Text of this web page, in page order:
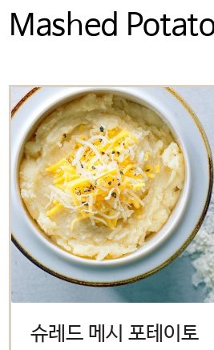
미국 감자협
참고: 타사에서 관리
링크를 클릭했으며 미
한국지사 웹사이트
합니다. 이 외부링
웹사이트, 회사 또는
미국 감자협회는
내용의 사실과 본질
지지 않습
계속하려면 ‘확인’
korea.com 으로
Mashed
슈레드 메시 포테이토